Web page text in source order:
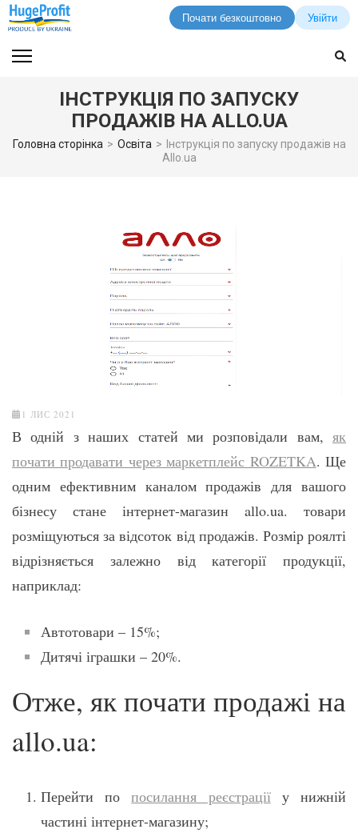
Почати безкоштовно Увійти
до
ІНСТРУКЦІЯ ПО ЗАПУСКУ
ПРОДАЖІВ НА ALLO.UA
Головна сторінка > Освіта >
Інструкція по запуску продажів на
Allo.ua
1 ЛИС 2021
В одній з наших статей ми розповідали вам, як
почати продавати через маркетплейс ROZETKA. Ще
одним ефективним каналом продажів для вашого
бізнесу стане інтернет-магазин allo.ua. товари
розміщуються за відсоток від продажів. Розмір роялті
відрізняється залежно від категорії продукції,
наприклад:
Автотовари – 15%;
Дитячі іграшки – 20%.
Отже, як почати продажі на
allo.ua:
Перейти попосилання реєстраціїу нижній
частині інтернет-магазину;